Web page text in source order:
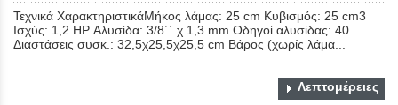
Τεχνικά ΧαρακτηριστικάΜήκος λάμας: 25 cm Κυβισμός: 25 cm3
Ισχύς: 1,2 HP Αλυσίδα: 3/8΄΄ χ 1,3 mm Οδηγοί αλυσίδας: 40
Διαστάσεις συσκ.: 32,5χ25,5χ25,5 cm Βάρος (χωρίς λάμα...
Λεπτομέρειες